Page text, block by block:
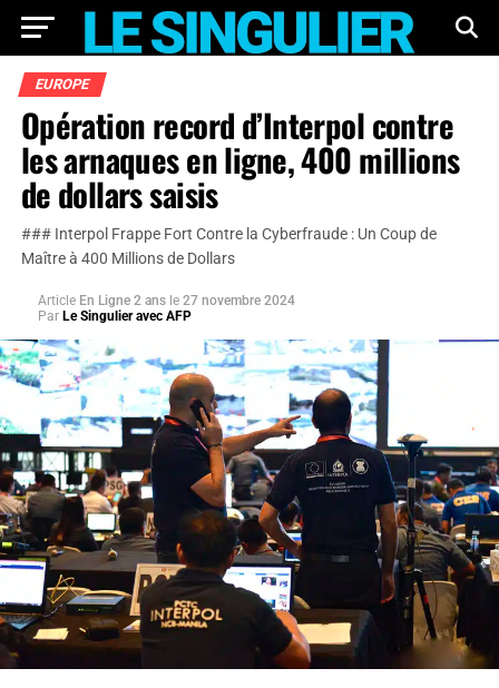
EUROPE
Opération record d’Interpol contre
les arnaques en ligne, 400 millions
de dollars saisis
### Interpol Frappe Fort Contre la Cyberfraude : Un Coup de
Maître à 400 Millions de Dollars
Article En Ligne 2 ans le 27 novembre 2024
Par Le Singulier avec AFP